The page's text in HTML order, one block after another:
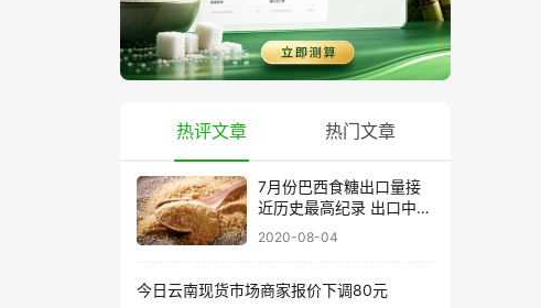
热评文章 热门文章
7月份巴西食糖出口量接
近历史最高纪录 出口中国
超40万吨
2020-08-04
今日云南现货市场商家报价下调80元